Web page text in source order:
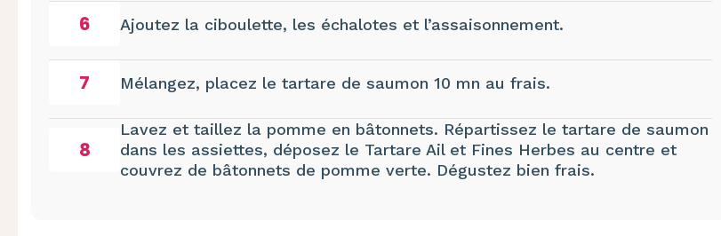
6 Ajoutez la ciboulette, les échalotes et l’assaisonnement.
7 Mélangez, placez le tartare de saumon 10 mn au frais.
8
Lavez et taillez la pomme en bâtonnets. Répartissez le tartare de saumon
dans les assiettes, déposez le Tartare Ail et Fines Herbes au centre et
couvrez de bâtonnets de pomme verte. Dégustez bien frais.